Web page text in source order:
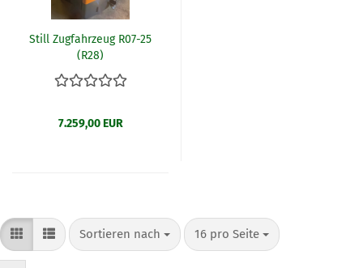
Still Zugfahrzeug R07-25
(R28)
7.259,00 EUR
Sortieren nach
Sortieren nach 16 pro Seite
pro Seite